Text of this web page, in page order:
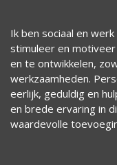
Ik ben sociaal en
stimuleer en
en te ontwikkelen,
werkzaamheden.
eerlijk, geduldig en
en brede ervaring in
waardevolle